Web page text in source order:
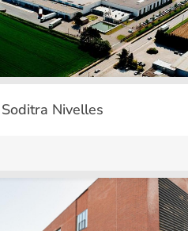
Soditra Nivelles